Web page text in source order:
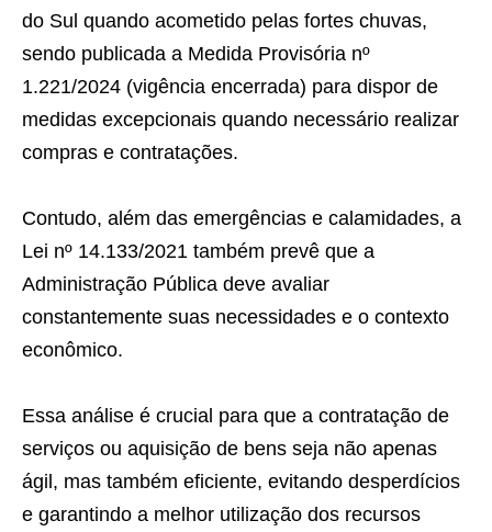
do Sul quando acometido pelas fortes chuvas,
sendo publicada a Medida Provisória nº
1.221/2024 (vigência encerrada) para dispor de
medidas excepcionais quando necessário realizar
compras e contratações.
Contudo, além das emergências e calamidades, a
Lei nº 14.133/2021 também prevê que a
Administração Pública deve avaliar
constantemente suas necessidades e o contexto
econômico.
Essa análise é crucial para que a contratação de
serviços ou aquisição de bens seja não apenas
ágil, mas também eficiente, evitando desperdícios
e garantindo a melhor utilização dos recursos